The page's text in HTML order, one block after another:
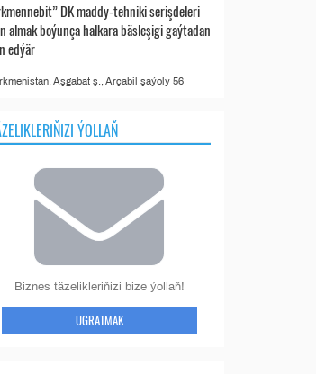
DK maddy-tehniki serişdeleri
almak boýunça halkara bäsleşigi gaýtadan
edýär
Aşgabat ş., Arçabil şaýoly 56
ÝOLLAŇ
Biznes täzelikleriňizi bize ýollaň!
UGRATMAK